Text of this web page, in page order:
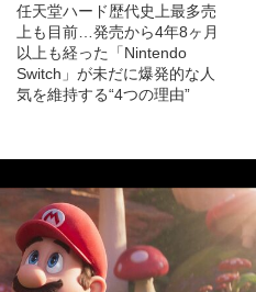
任天堂ハード歴代史上最多売
上も目前…発売から4年8ヶ月
以上も経った「Nintendo
Switch」が未だに爆発的な人
気を維持する“4つの理由”